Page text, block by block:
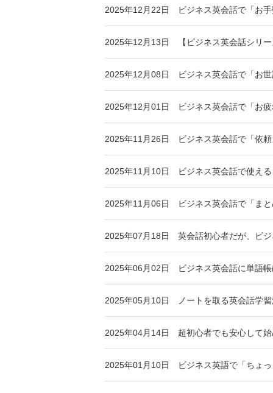
2025年12月22日 ビジネス英会話で「お
2025年12月13日 【ビジネス英会話シリー
2025年12月08日 ビジネス英会話で「お
2025年12月01日 ビジネス英会話で「お
2025年11月26日 ビジネス英会話で「依
2025年11月10日 ビジネス英会話で使える
2025年11月06日 ビジネス英会話で「ま
2025年07月18日 英会話初心者だが、ビ
2025年06月02日 ビジネス英会話に単語
2025年05月10日 ノートを取る英会話学
2025年04月14日 超初心者でも安心して
2025年01月10日 ビジネス英語で「ちょ